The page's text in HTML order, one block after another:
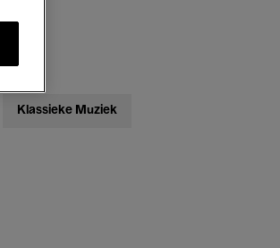
Klassieke Muziek